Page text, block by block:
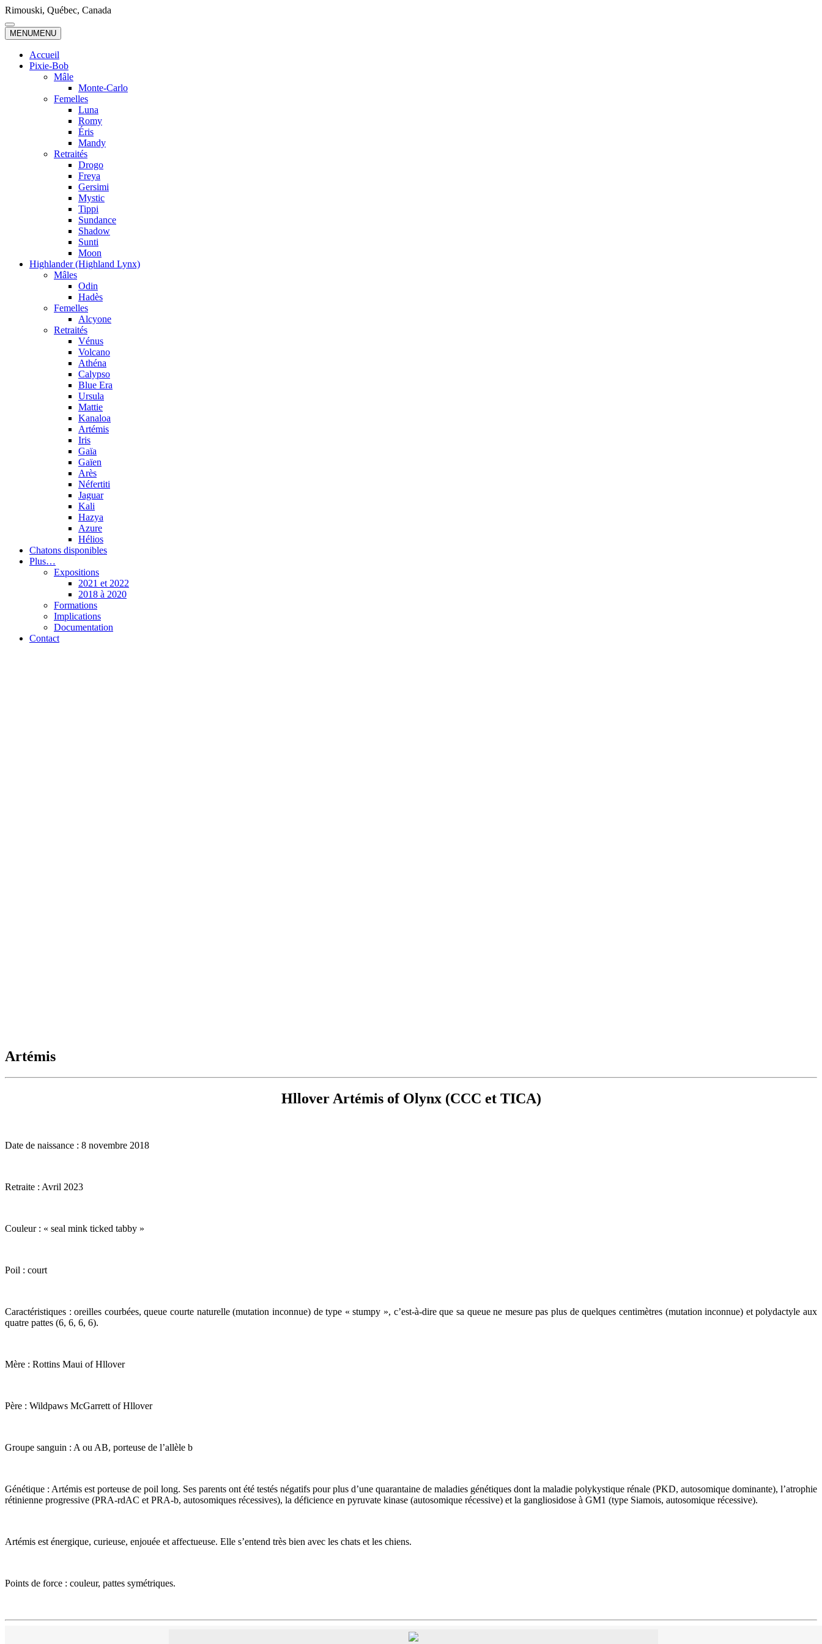
Skip
to
content
Rimouski, Québec, Canada
MENUMENU
Accueil
Pixie-Bob
Mâle
Monte-Carlo
Femelles
Luna
Romy
Éris
Mandy
Retraités
Drogo
Freya
Gersimi
Mystic
Tippi
Sundance
Shadow
Sunti
Moon
Highlander (Highland Lynx)
Mâles
Odin
Hadès
Femelles
Alcyone
Retraités
Vénus
Volcano
Athéna
Calypso
Blue Era
Ursula
Mattie
Kanaloa
Artémis
Iris
Gaïa
Gaïen
Arès
Néfertiti
Jaguar
Kali
Hazya
Azure
Hélios
Chatons disponibles
Plus…
Expositions
2021 et 2022
2018 à 2020
Formations
Implications
Documentation
Contact
Artémis
Hllover Artémis of Olynx (CCC et TICA)
Date de naissance : 8 novembre 2018
Retraite : Avril 2023
Couleur : « seal mink ticked tabby »
Poil : court
Caractéristiques : oreilles courbées, queue courte naturelle (mutation inconnue) de type « stumpy », c’est-à-dire que sa queue ne mesure pas plus de quelques centimètres (mutation inconnue) et polydactyle aux
quatre pattes (6, 6, 6, 6).
Mère : Rottins Maui of Hllover
Père : Wildpaws McGarrett of Hllover
Groupe sanguin : A ou AB, porteuse de l’allèle b
Génétique : Artémis est porteuse de poil long. Ses parents ont été testés négatifs pour plus d’une quarantaine de maladies génétiques dont la maladie polykystique rénale (PKD, autosomique dominante), l’atrophie
rétinienne progressive (PRA-rdAC et PRA-b, autosomiques récessives), la déficience en pyruvate kinase (autosomique récessive) et la gangliosidose à GM1 (type Siamois, autosomique récessive).
Artémis est énergique, curieuse, enjouée et affectueuse. Elle s’entend très bien avec les chats et les chiens.
Points de force : couleur, pattes symétriques.